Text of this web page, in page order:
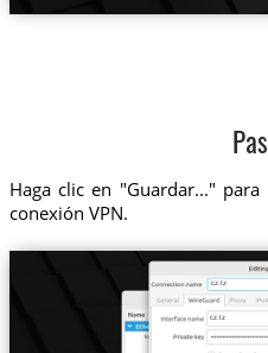
Haga clic en "Guardar..."
conexión VPN.
cz.tz
cz.tz